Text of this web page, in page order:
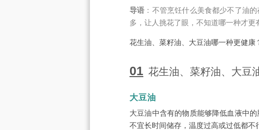
导语 ：不管烹饪什么美食都少不了油
多，让人挑花了眼，不知道哪一种才更
花生油、菜籽油、大豆油哪一种更健康
01 花生油、菜籽油、大豆
大豆油
大豆油中含有的物质能够降低血液中
不宜长时间储存，温度过高或过低都不